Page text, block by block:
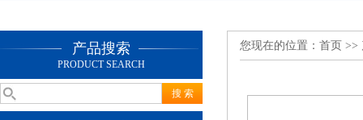
产品搜索
PRODUCT SEARCH
您现在的位置： 首页 >>